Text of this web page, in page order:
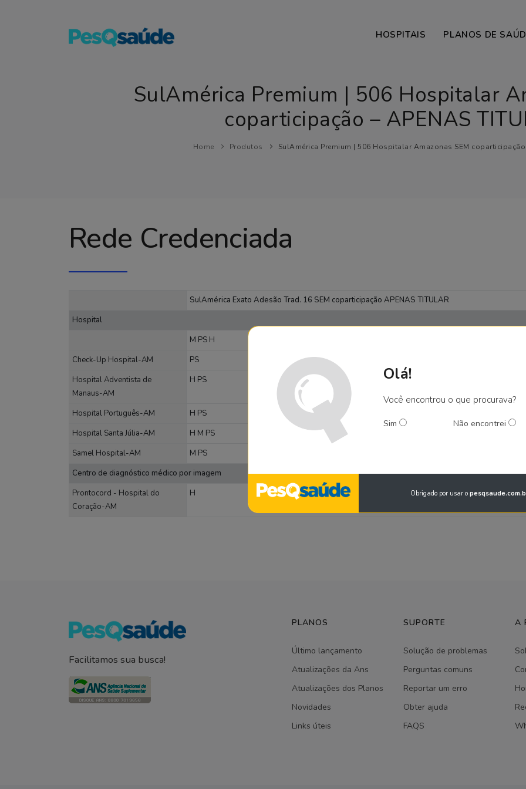
HOSPITAIS PLANOS DE
SulAmérica Premium | 506 Hospitalar
coparticipação – APENAS
Home Produtos SulAmérica Premium | 506 Hospitalar Amazonas SEM coparticipação
Rede Credenciada
SulAmérica Exato Adesão Trad. 16 SEM coparticipação APENAS TITULAR
Hospital
M PS H
Check-Up Hospital-AM
PS
Hospital Adventista de
Manaus-AM
H PS
Hospital Português-AM H PS
Hospital Santa Júlia-AM
H M PS
Samel Hospital-AM
M PS
Centro de diagnóstico médico por imagem
Prontocord - Hospital do
Coração-AM
H
Facilitamos sua busca!
PLANOS
Último lançamento
Atualizações da Ans
Atualizações dos Planos
Novidades
Links úteis
SUPORTE
Solução de problemas
Perguntas comuns
Reportar um erro
Obter ajuda
FAQS
A
Olá!
Você encontrou o que procurava?
Sim Não encontrei
Obrigado por usar o